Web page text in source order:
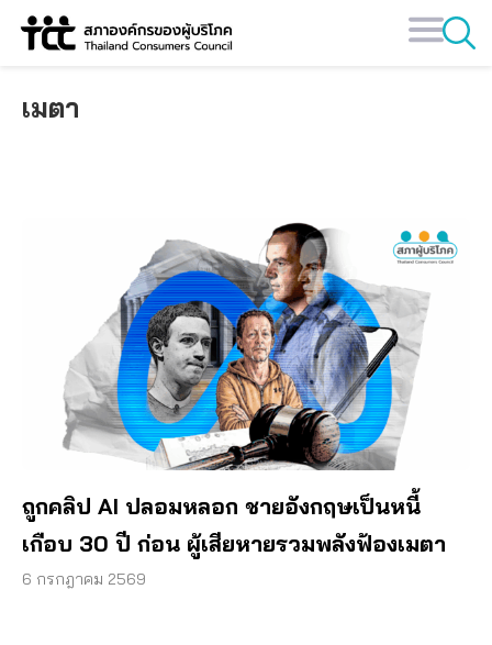
Skip
เมตา
ถูกคลิป AI ปลอมหลอก ชายอังกฤษเป็นหนี้
เกือบ 30 ปี ก่อน ผู้เสียหายรวมพลังฟ้องเมตา
6 กรกฎาคม 2569